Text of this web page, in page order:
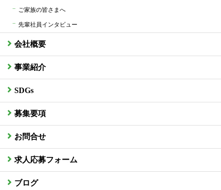
ご家族の皆さまへ
先輩社員インタビュー
会社概要
事業紹介
SDGs
募集要項
お問合せ
求人応募フォーム
ブログ